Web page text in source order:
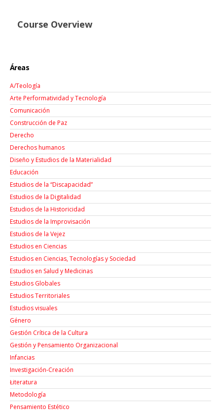
Course Overview
Áreas
A/Teología
Arte Performatividad y Tecnología
Comunicación
Construcción de Paz
Derecho
Derechos humanos
Diseño y Estudios de la Materialidad
Educación
Estudios de la “Discapacidad”
Estudios de la Digitalidad
Estudios de la Historicidad
Estudios de la Improvisación
Estudios de la Vejez
Estudios en Ciencias
Estudios en Ciencias, Tecnologías y Sociedad
Estudios en Salud y Medicinas
Estudios Globales
Estudios Territoriales
Estudios visuales
Género
Gestión Crítica de la Cultura
Gestión y Pensamiento Organizacional
Infancias
Investigación-Creación
Łiteratura
Metodología
Pensamiento Estético